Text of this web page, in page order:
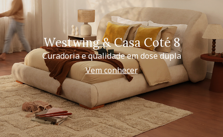
Westwing & Casa Coté 8
Curadoria e qualidade em dose dupla
Vem conhecer